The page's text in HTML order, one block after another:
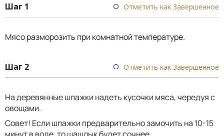
Шаг 1 Отметить как Завершенное
Мясо разморозить при комнатной температуре.
Шаг 2 Отметить как Завершенное
На деревянные шпажки надеть кусочки мяса, чередуя с
овощами.
Совет! Если шпажки предварительно замочить на 10-15